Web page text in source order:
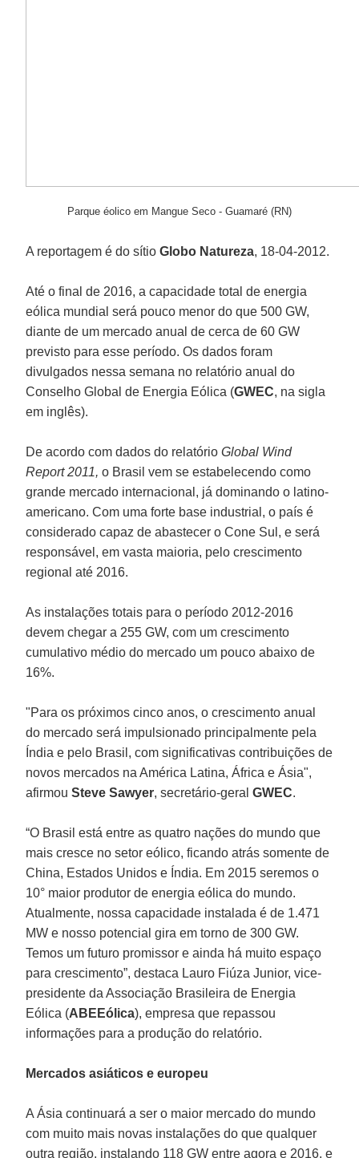
Parque éolico em Mangue Seco - Guamaré (RN)
A reportagem é do sítioGlobo Natureza, 18-04-2012.
Até o final de 2016, a capacidade total de energia
eólica mundial será pouco menor do que 500 GW,
diante de um mercado anual de cerca de 60 GW
previsto para esse período. Os dados foram
divulgados nessa semana no relatório anual do
Conselho Global de Energia Eólica (GWEC, na sigla
em inglês).
De acordo com dados do relatórioGlobal Wind
Report 2011,o Brasil vem se estabelecendo como
grande mercado internacional, já dominando o latino-
americano. Com uma forte base industrial, o país é
considerado capaz de abastecer o Cone Sul, e será
responsável, em vasta maioria, pelo crescimento
regional até 2016.
As instalações totais para o período 2012-2016
devem chegar a 255 GW, com um crescimento
cumulativo médio do mercado um pouco abaixo de
16%.
"Para os próximos cinco anos, o crescimento anual
do mercado será impulsionado principalmente pela
Índia e pelo Brasil, com significativas contribuições de
novos mercados na América Latina, África e Ásia",
afirmou Steve Sawyer, secretário-geralGWEC.
“O Brasil está entre as quatro nações do mundo que
mais cresce no setor eólico, ficando atrás somente de
China, Estados Unidos e Índia. Em 2015 seremos o
10° maior produtor de energia eólica do mundo.
Atualmente, nossa capacidade instalada é de 1.471
MW e nosso potencial gira em torno de 300 GW.
Temos um futuro promissor e ainda há muito espaço
para crescimento”, destaca Lauro Fiúza Junior, vice-
presidente da Associação Brasileira de Energia
Eólica (ABEEólica), empresa que repassou
informações para a produção do relatório.
Mercados asiáticos e europeu
A Ásia continuará a ser o maior mercado do mundo
com muito mais novas instalações do que qualquer
outra região, instalando 118 GW entre agora e 2016, e